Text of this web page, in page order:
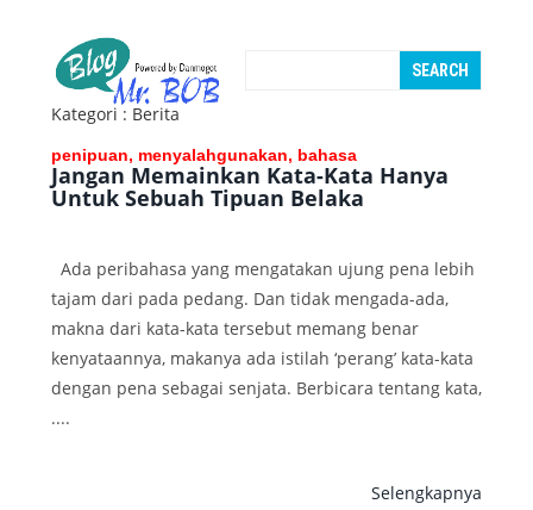
Kategori : Berita
penipuan, menyalahgunakan, bahasa
Jangan Memainkan Kata-Kata Hanya
Untuk Sebuah Tipuan Belaka
Ada peribahasa yang mengatakan ujung pena lebih
tajam dari pada pedang. Dan tidak mengada-ada,
makna dari kata-kata tersebut memang benar
kenyataannya, makanya ada istilah ‘perang’ kata-kata
dengan pena sebagai senjata. Berbicara tentang kata,
....
Selengkapnya